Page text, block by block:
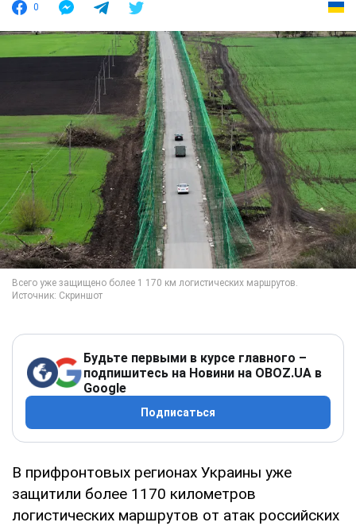
0
Будьте первыми в курсе главного –
подпишитесь на Новини на OBOZ.UA в
Google
Подписаться
В прифронтовых регионах Украины уже
защитили более 1170 километров
логистических маршрутов от атак российских